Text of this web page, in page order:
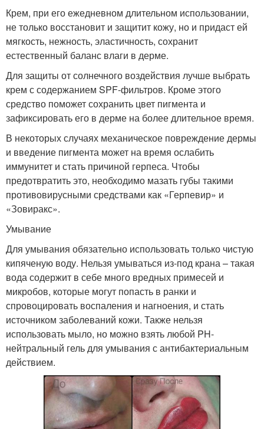
Крем, при его ежедневном длительном использовании,
не только восстановит и защитит кожу, но и придаст ей
мягкость, нежность, эластичность, сохранит
естественный баланс влаги в дерме.
Для защиты от солнечного воздействия лучше выбрать
крем с содержанием SPF-фильтров. Кроме этого
средство поможет сохранить цвет пигмента и
зафиксировать его в дерме на более длительное время.
В некоторых случаях механическое повреждение дермы
и введение пигмента может на время ослабить
иммунитет и стать причиной герпеса. Чтобы
предотвратить это, необходимо мазать губы такими
противовирусными средствами как «Герпевир» и
«Зовиракс».
Умывание
Для умывания обязательно использовать только чистую
кипяченую воду. Нельзя умываться из-под крана – такая
вода содержит в себе много вредных примесей и
микробов, которые могут попасть в ранки и
спровоцировать воспаления и нагноения, и стать
источником заболеваний кожи. Также нельзя
использовать мыло, но можно взять любой PH-
нейтральный гель для умывания с антибактериальным
действием.